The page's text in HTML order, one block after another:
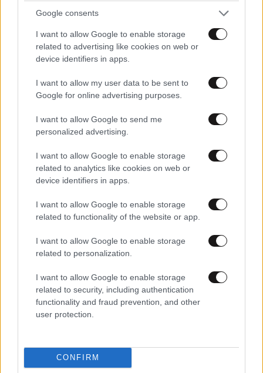
Google consents
I want to allow Google to enable storage
related to advertising like cookies on web or
device identifiers in apps.
I want to allow my user data to be sent to
Google for online advertising purposes.
I want to allow Google to send me
personalized advertising.
I want to allow Google to enable storage
related to analytics like cookies on web or
device identifiers in apps.
I want to allow Google to enable storage
related to functionality of the website or app.
I want to allow Google to enable storage
related to personalization.
I want to allow Google to enable storage
related to security, including authentication
functionality and fraud prevention, and other
user protection.
CONFIRM
Ποιοι φορολογούμενοι θα λάβουν email ή
τηλεφώνημα από την ΑΑΔΕ για φορολογικές
LIFESTYLE08·08·2026 09:01
Νία Βαρντάλος – Σπύρος Κατσαγάνης: Μια
σχέση που θυμίζει σενάριο ταινίας και μετρά
πάνω από τέσσερα χρόνια